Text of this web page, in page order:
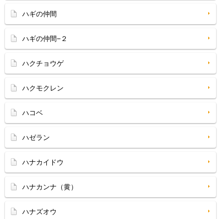
ハギの仲間
ハギの仲間−２
ハクチョウゲ
ハクモクレン
ハコベ
ハゼラン
ハナカイドウ
ハナカンナ（黄）
ハナズオウ